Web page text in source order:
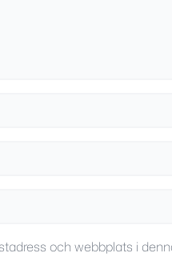
och webbplats i